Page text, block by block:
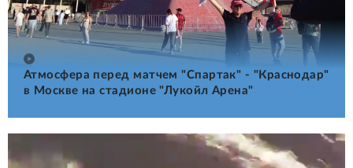
Атмосфера перед матчем "Спартак" - "Краснодар"
в Москве на стадионе "Лукойл Арена"